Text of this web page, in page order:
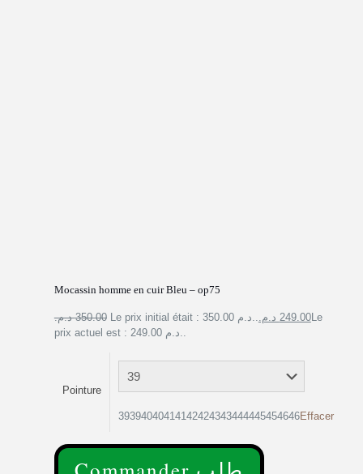
Mocassin homme en cuir Bleu – op75
350.00 د.م. 249.00 د.م.Le
Pointure
39394040414142424343444445454646Effacer